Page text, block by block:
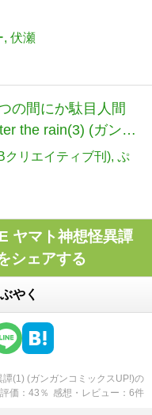
伏瀬
の間にか駄目人間
the rain(3) (ガンガ
クリエイティブ刊) ぷ
ヤマト神想怪異譚
シェアする
やく
(1) (ガンガンコミックスUP!)の
評価
43 ％ 感想・レビュー 6件